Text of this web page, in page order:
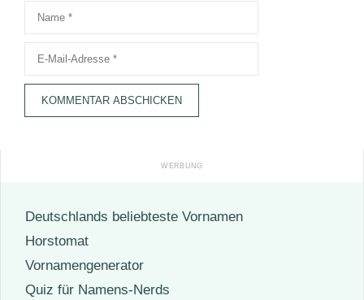
Name
Adresse
Deutschlands beliebteste Vornamen
Horstomat
Vornamengenerator
Quiz für Namens-Nerds